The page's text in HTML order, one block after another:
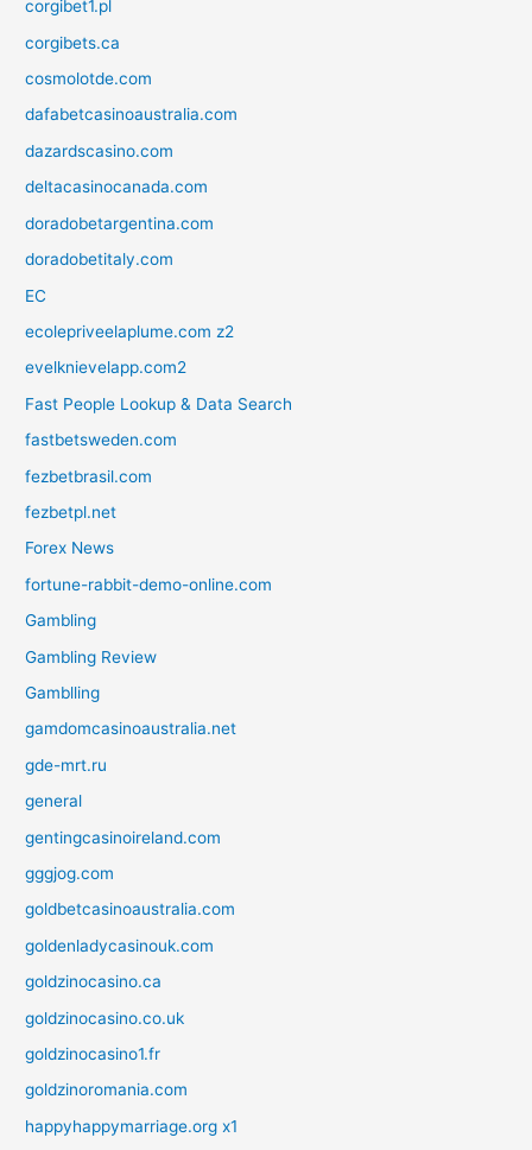
corgibet1.pl
corgibets.ca
cosmolotde.com
dafabetcasinoaustralia.com
dazardscasino.com
deltacasinocanada.com
doradobetargentina.com
doradobetitaly.com
EC
ecolepriveelaplume.com z2
evelknievelapp.com2
Fast People Lookup & Data Search
fastbetsweden.com
fezbetbrasil.com
fezbetpl.net
Forex News
fortune-rabbit-demo-online.com
Gambling
Gambling Review
Gamblling
gamdomcasinoaustralia.net
gde-mrt.ru
general
gentingcasinoireland.com
gggjog.com
goldbetcasinoaustralia.com
goldenladycasinouk.com
goldzinocasino.ca
goldzinocasino.co.uk
goldzinocasino1.fr
goldzinoromania.com
happyhappymarriage.org x1